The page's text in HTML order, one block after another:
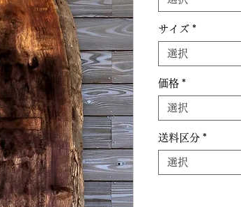
サイズ *
選択
価格 *
選択
送料区分 *
選択